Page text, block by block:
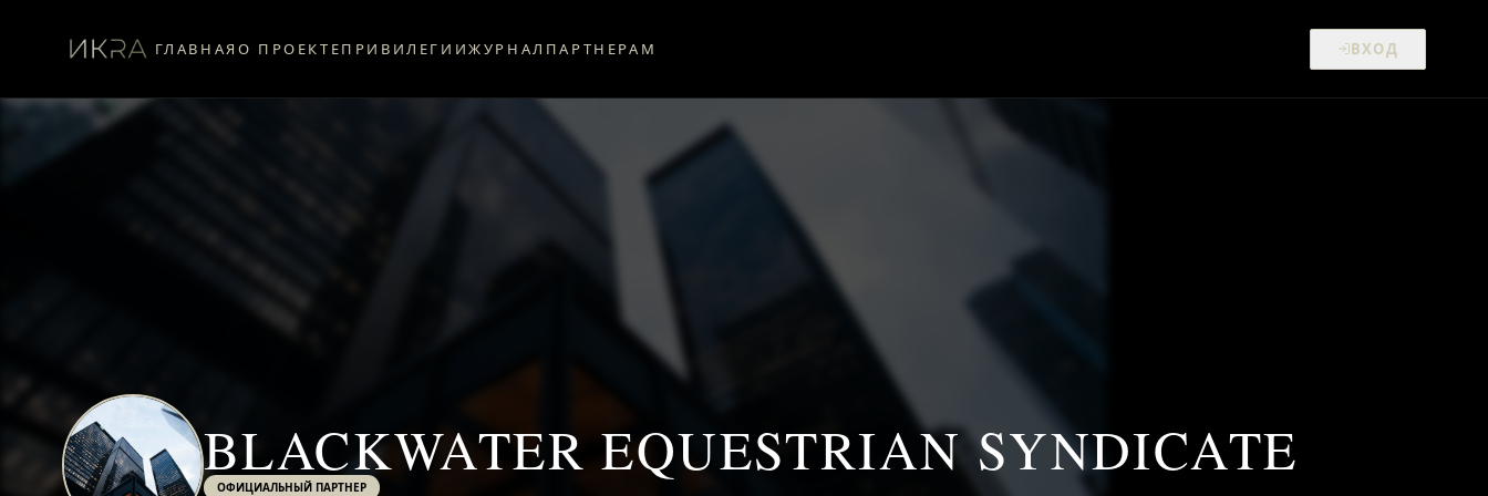
ГЛАВНАЯ О ПРОЕКТЕПРИВИЛЕГИИЖУРНАЛ ПАРТНЕРАМ ВХОД
BLACKWATER EQUESTRIAN SYNDICATE
ОФИЦИАЛЬНЫЙ ПАРТНЕР